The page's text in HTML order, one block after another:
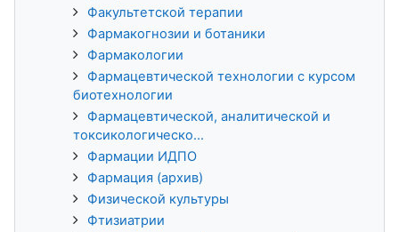
Факультетской терапии
Фармакогнозии и ботаники
Фармакологии
Фармацевтической технологии с курсом
биотехнологии
Фармацевтической, аналитической и
токсикологическо...
Фармации ИДПО
Фармация (архив)
Физической культуры
Фтизиатрии